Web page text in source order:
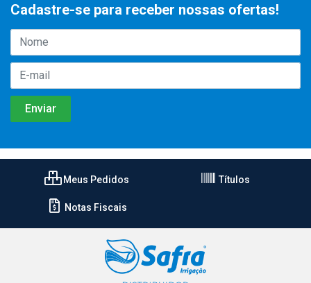
Cadastre-se para receber nossas ofertas!
Meus Pedidos Títulos
Notas Fiscais